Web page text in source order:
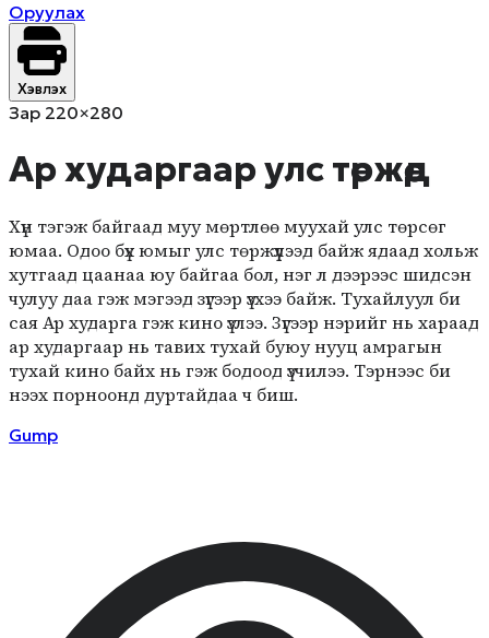
Оруулах
Хэвлэх
Зар 220×280
Ар хударгаар улс төржөөд
Хүн тэгэж байгаад муу мөртлөө муухай улс төрсөг
юмаа. Одоо бүх юмыг улс төржүүлээд байж ядаад хольж
хутгаад цаанаа юу байгаа бол, нэг л дээрээс шидсэн
чулуу даа гэж мэгээд зүгээр үзхээ байж. Тухайлуул би
сая Ар хударга гэж кино үзлээ. Зүгээр нэрийг нь хараад
ар хударгаар нь тавих тухай буюу нууц амрагын
тухай кино байх нь гэж бодоод үзчилээ. Тэрнээс би
нээх порноонд дуртайдаа ч биш.
Gump